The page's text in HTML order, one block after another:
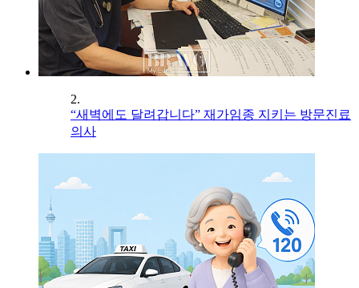
2.
“새벽에도 달려갑니다” 재가임종 지키는 방문진료
의사